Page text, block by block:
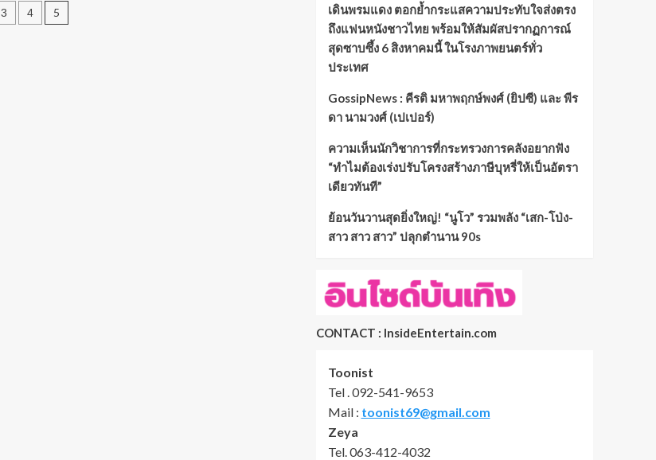
3 4 5
เดินพรมแดง ตอกย้ำกระแสความประทับใจส่งตรง
ถึงแฟนหนังชาวไทย พร้อมให้สัมผัสปรากฏการณ์
สุดซาบซึ้ง 6 สิงหาคมนี้ ในโรงภาพยนตร์ทั่ว
ประเทศ
GossipNews : คีรติ มหาพฤกษ์พงศ์ (ยิปซี) และ พีร
ดา นามวงศ์ (เปเปอร์)
ความเห็นนักวิชาการที่กระทรวงการคลังอยากฟัง
“ทำไมต้องเร่งปรับโครงสร้างภาษีบุหรี่ให้เป็นอัตรา
เดียวทันที”
ย้อนวันวานสุดยิ่งใหญ่! “นูโว” รวมพลัง “เสก-โป่ง-
สาว สาว สาว” ปลุกตำนาน 90s
CONTACT : InsideEntertain.com
Toonist
Tel . 092-541-9653
Mail : toonist69@gmail.com
Zeya
Tel. 063-412-4032